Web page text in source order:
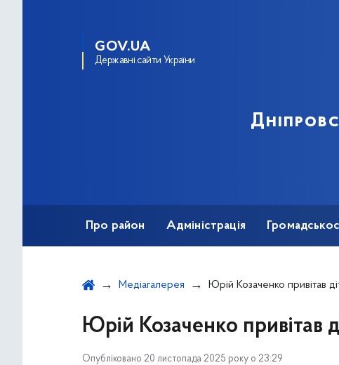
GOV.UA
Державні сайти України
Про район Адміністрація
Медіагалерея Юрій Козаченко привітав дітей пільгових
Юрій Козаченко привітав
Опубліковано 20 листопада 2025 року о 23:29